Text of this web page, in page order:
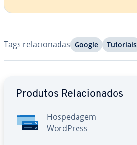
Tags re­la­ci­o­na­das Google Tutoriais
Produtos Re­la­ci­o­na­dos
Hos­pe­da­gem
WordPress